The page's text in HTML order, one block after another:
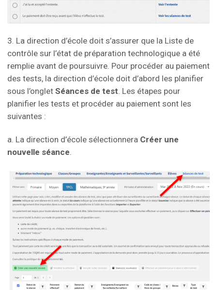
3. La direction d’école doit s’assurer que la Liste de
contrôle sur l’état de préparation technologique a été
remplie avant de poursuivre. Pour procéder au paiement
des tests, la direction d’école doit d’abord les planifier
sous l’onglet Séances de test. Les étapes pour
planifier les tests et procéder au paiement sont les
suivantes :
a. La direction d’école sélectionnera Créer une
nouvelle séance.